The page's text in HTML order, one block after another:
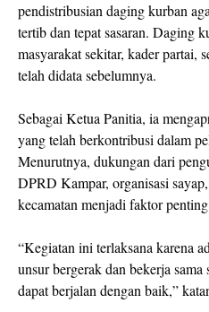
pendistribusian daging kurban
tertib dan tepat sasaran. Daging
masyarakat sekitar, kader partai,
telah didata sebelumnya.
Sebagai Ketua Panitia, ia
yang telah berkontribusi dalam
Menurutnya, dukungan dari
DPRD Kampar, organisasi
kecamatan menjadi faktor
“Kegiatan ini terlaksana karena
unsur bergerak dan bekerja
dapat berjalan dengan baik,”